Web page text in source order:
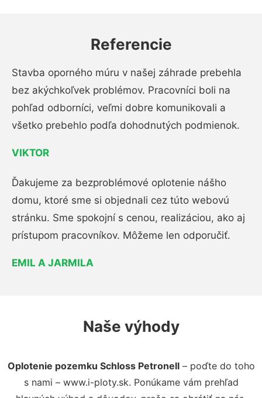
Referencie
Stavba oporného múru v našej záhrade prebehla
bez akýchkoľvek problémov. Pracovníci boli na
pohľad odborníci, veľmi dobre komunikovali a
všetko prebehlo podľa dohodnutých podmienok.
VIKTOR
Ďakujeme za bezproblémové oplotenie nášho
domu, ktoré sme si objednali cez túto webovú
stránku. Sme spokojní s cenou, realizáciou, ako aj
prístupom pracovníkov. Môžeme len odporučiť.
EMIL A JARMILA
Naše výhody
Oplotenie pozemku Schloss Petronell– poďte do toho
s nami – www.i-ploty.sk. Ponúkame vám prehľad